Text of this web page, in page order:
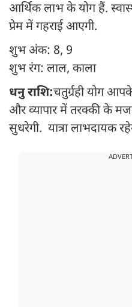
आर्थिक लाभ के योग हैं.
प्रेम में गहराई आएगी.
शुभ अंक: 8, 9
शुभ रंग: लाल, काला
धनु राशि:चतुर्ग्रही योग
और व्यापार में तरक्की के
सुधरेगी. यात्रा लाभदायक